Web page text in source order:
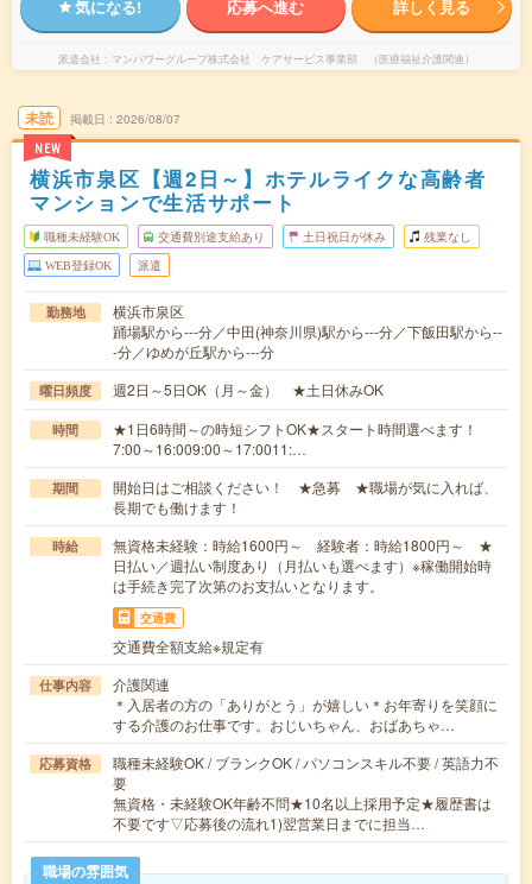
気になる! 応募へ進む 詳しく見る
派遣会社 マンパワーグループ株式会社 ケアサービス事業部 （医療福祉介護関連）
未読
NEW
掲載日 2026/08/07
横浜市泉区【週2日～】ホテルライクな高齢者
マンションで生活サポート
職種未経験OK 交通費別途支給あり 土日祝日が休み 残業なし
WEB登録OK 派遣
勤務地
横浜市泉区
踊場駅から---分／中田(神奈川県)駅から---分／下飯田駅から--
-分／ゆめが丘駅から---分
曜日頻度 週2日～5日OK（月～金） ★土日休みOK
時間
★1日6時間～の時短シフトOK★スタート時間選べます！
7:00～16:009:00～17:0011:…
期間
開始日はご相談ください！ ★急募 ★職場が気に入れば、
長期でも働けます！
時給
無資格未経験：時給1600円～ 経験者：時給1800円～ ★
日払い／週払い制度あり（月払いも選べます）※稼働開始時
は手続き完了次第のお支払いとなります。
交通費
交通費全額支給※規定有
仕事内容
介護関連
＊入居者の方の「ありがとう」が嬉しい＊お年寄りを笑顔に
する介護のお仕事です。おじいちゃん、おばあちゃ…
応募資格
職種未経験OK / ブランクOK / パソコンスキル不要 / 英語力不
要
無資格・未経験OK年齢不問★10名以上採用予定★履歴書は
不要です▽応募後の流れ1)翌営業日までに担当…
職場の雰囲気